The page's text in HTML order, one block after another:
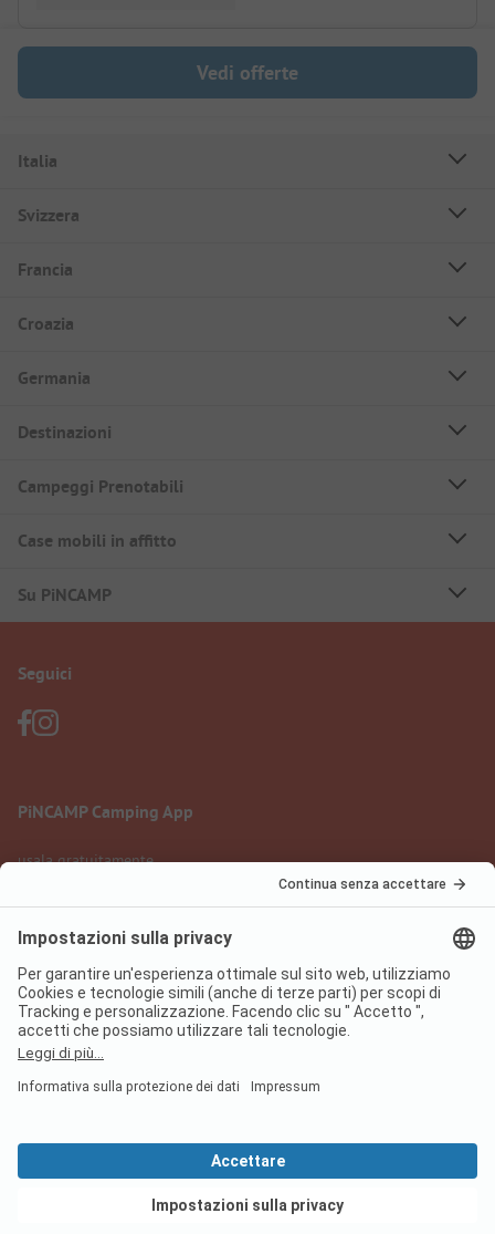
Vedi offerte
Italia
Svizzera
Francia
Croazia
Germania
Destinazioni
Campeggi Prenotabili
Case mobili in affitto
Su PiNCAMP
Seguici
PiNCAMP Camping App
usala gratuitamente
Informazione legale
Protezione dati
Condizioni d'uso
Regolamento sui servizi digitali